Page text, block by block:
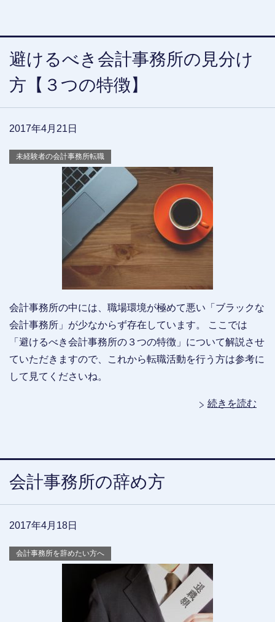
避けるべき会計事務所の見分け
方【３つの特徴】
2017年4月21日
未経験者の会計事務所転職
会計事務所の中には、職場環境が極めて悪い「ブラックな
会計事務所」が少なからず存在しています。 ここでは
「避けるべき会計事務所の３つの特徴」について解説させ
ていただきますので、これから転職活動を行う方は参考に
して見てくださいね。
続きを読む
会計事務所の辞め方
2017年4月18日
会計事務所を辞めたい方へ